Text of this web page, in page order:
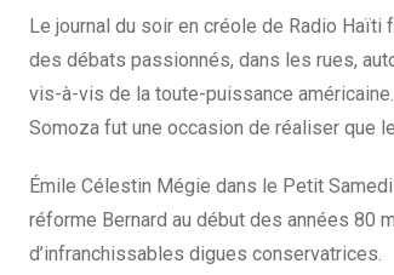
Le journal du soir en créole de Radio
des débats passionnés, dans les rues,
vis-à-vis de la toute-puissance
Somoza fut une occasion de réaliser que
Émile Célestin Mégie dans le Petit
réforme Bernard au début des années 80
d’infranchissables digues conservatrices.